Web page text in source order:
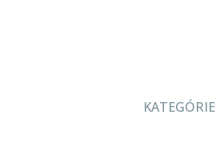
KATEGÓRIE